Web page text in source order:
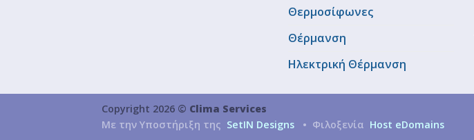
Θερμοσίφωνες
Θέρμανση
Ηλεκτρική Θέρμανση
Copyright 2026 © Clima Services
Με την Υποστήριξη της SetIN Designs • Φιλοξενία Host eDomains